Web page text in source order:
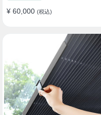
¥ 60,000 (税込)